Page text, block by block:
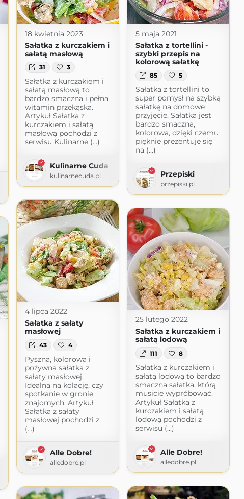
18 kwietnia 2023
Sałatka z kurczakiem i
sałatą masłową
31 3
Sałatka z kurczakiem i
sałatą masłową to
bardzo smaczna i pełna
witamin przekąska.
Artykuł Sałatka z
kurczakiem i sałatą
masłową pochodzi z
serwisu Kulinarne (...)
Kulinarne Cuda
kulinarnecuda.pl
5 maja 2021
Sałatka z tortellini -
szybki przepis na
kolorową sałatkę
85 5
Sałatka z tortellini to
super pomysł na szybką
sałatkę na domowe
przyjęcie. Sałatka jest
bardzo smaczna,
kolorowa, dzięki czemu
pięknie prezentuje się
na (...)
Przepiski
przepiski.pl
4 lipca 2022
Sałatka z sałaty
masłowej
43 4
Pyszna, kolorowa i
pożywna sałatka z
sałaty masłowej.
Idealna na kolację, czy
spotkanie w gronie
znajomych. Artykuł
Sałatka z sałaty
masłowej pochodzi z
(...)
Alle Dobre!
alledobre.pl
25 lutego 2022
Sałatka z kurczakiem i
sałatą lodową
111 8
Sałatka z kurczakiem i
sałatą lodową to bardzo
smaczna sałatka, którą
musicie wypróbować.
Artykuł Sałatka z
kurczakiem i sałatą
lodową pochodzi z
serwisu (...)
Alle Dobre!
alledobre.pl